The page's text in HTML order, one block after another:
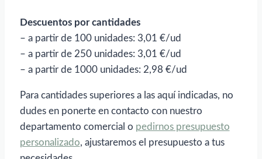
precios:
desde
2,58€
hasta
3,01€
Descuentos por cantidades
– a partir de 100 unidades: 3,01 €/ud
– a partir de 250 unidades: 3,01 €/ud
– a partir de 1000 unidades: 2,98 €/ud
Para cantidades superiores a las aquí indicadas, no
dudes en ponerte en contacto con nuestro
departamento comercial o pedirnos presupuesto
personalizado, ajustaremos el presupuesto a tus